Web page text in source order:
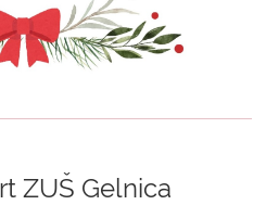
ZUŠ Gelnica